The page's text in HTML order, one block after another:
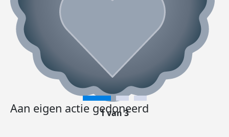
Aan eigen actie gedoneerd
1 van 3